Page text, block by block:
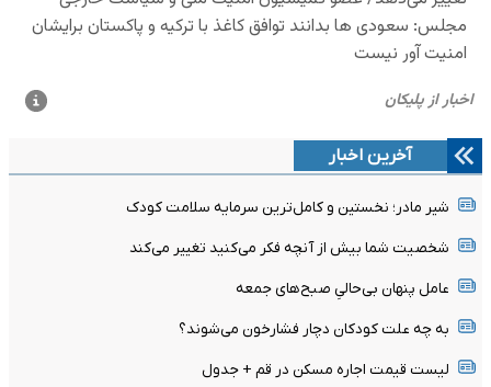
آخرین اخبار
شیر مادر؛ نخستین و کامل‌ترین سرمایه سلامت کودک
شخصیت شما بیش از آنچه فکر می‌کنید تغییر می‌کند
عامل پنهان بی‌حالیِ صبح‌های جمعه
به چه علت کودکان دچار فشارخون می‌شوند؟
لیست قیمت اجاره مسکن در قم + جدول